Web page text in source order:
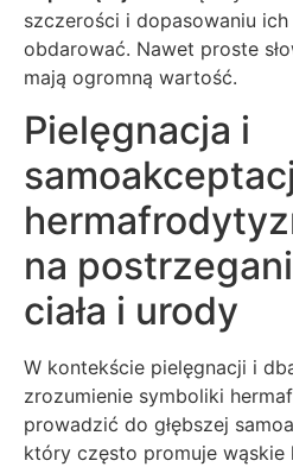
szczerości i dopasowaniu
obdarować. Nawet proste
mają ogromną wartość.
Pielęgnacja i
na
ciała i urody
W kontekście pielęgnacji i
zrozumienie symboliki
prowadzić do głębszej
który często promuje wąskie